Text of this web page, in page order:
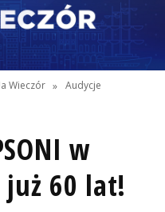
Wieczór » Audycje
w
już 60 lat!